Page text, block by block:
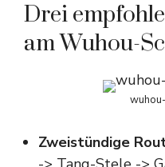
Drei
am Wuhou-
Zweistündige